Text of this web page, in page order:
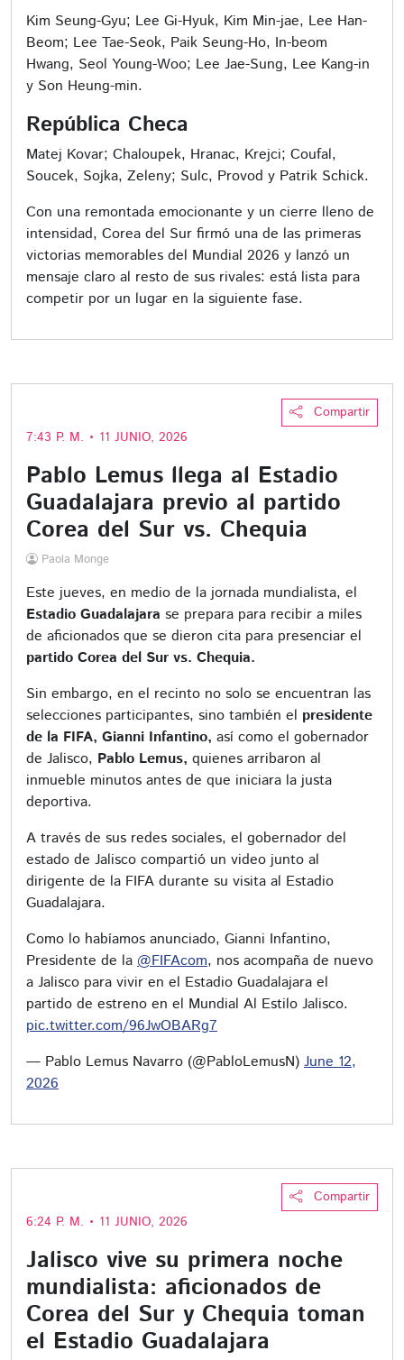
Kim Seung-Gyu; Lee Gi-Hyuk, Kim Min-jae, Lee Han-
Beom; Lee Tae-Seok, Paik Seung-Ho, In-beom
Hwang, Seol Young-Woo; Lee Jae-Sung, Lee Kang-in
y Son Heung-min.
República Checa
Matej Kovar; Chaloupek, Hranac, Krejci; Coufal,
Soucek, Sojka, Zeleny; Sulc, Provod y Patrik Schick.
Con una remontada emocionante y un cierre lleno de
intensidad, Corea del Sur firmó una de las primeras
victorias memorables del Mundial 2026 y lanzó un
mensaje claro al resto de sus rivales: está lista para
competir por un lugar en la siguiente fase.
Compartir
7:43 P. M. • 11 JUNIO, 2026
Pablo Lemus llega al Estadio
Guadalajara previo al partido
Corea del Sur vs. Chequia
Paola Monge
Este jueves, en medio de la jornada mundialista, el
Estadio Guadalajara se prepara para recibir a miles
de aficionados que se dieron cita para presenciar el
partido Corea del Sur vs. Chequia.
Sin embargo, en el recinto no solo se encuentran las
selecciones participantes, sino también el presidente
de la FIFA, Gianni Infantino, así como el gobernador
de Jalisco, Pablo Lemus, quienes arribaron al
inmueble minutos antes de que iniciara la justa
deportiva.
A través de sus redes sociales, el gobernador del
estado de Jalisco compartió un video junto al
dirigente de la FIFA durante su visita al Estadio
Guadalajara.
Como lo habíamos anunciado, Gianni Infantino,
Presidente de la @FIFAcom, nos acompaña de nuevo
a Jalisco para vivir en el Estadio Guadalajara el
partido de estreno en el Mundial Al Estilo Jalisco.
pic.twitter.com/96JwOBARg7
— Pablo Lemus Navarro (@PabloLemusN) June 12,
2026
Compartir
6:24 P. M. • 11 JUNIO, 2026
Jalisco vive su primera noche
mundialista: aficionados de
Corea del Sur y Chequia toman
el Estadio Guadalajara